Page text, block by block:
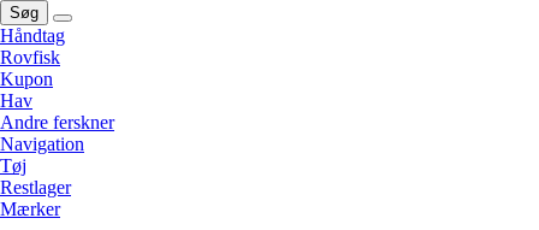
Søg
Håndtag
Rovfisk
Kupon
Hav
Andre ferskner
Navigation
Tøj
Restlager
Mærker